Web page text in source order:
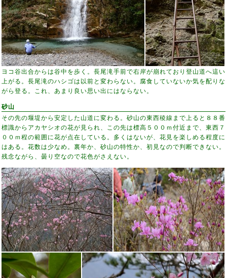
ヨコ谷出合からは谷中を歩く。長尾滝手前で右岸が崩れており登山道へ這い
上がる。長尾滝のハシゴは以前と変わらない。腐食していないか気を配りな
がら登る。これ、あまり良い思い出にはならない。
砂山
その先の堰堤から安定した山道に変わる。砂山の東西稜線まで上ると８８番
標識からアカヤシオの花が見られ、この先は標高５００ｍ付近まで、東西７
００ｍ程の範囲に花が点在している。多くはないが、花見を楽しめる程度に
はある。花数は少なめ。裏年か、砂山の特性か、初見なので判断できない。
残念ながら、曇り空なので花色がさえない。